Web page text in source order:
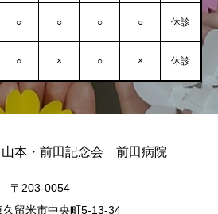
○ ○ ○ ○ 休診
○ × ○ × 休診
本・前田記念会 前田病院
〒203-0054
久留米市中央町5-13-34